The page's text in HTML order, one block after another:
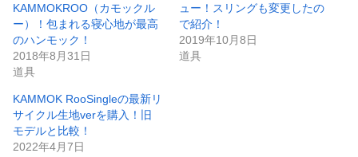
KAMMOKROO（カモックル
ー）！包まれる寝心地が最高
のハンモック！
2018年8月31日
道具
ュー！スリングも変更したの
で紹介！
2019年10月8日
道具
KAMMOK RooSingleの最新リ
サイクル生地verを購入！旧
モデルと比較！
2022年4月7日